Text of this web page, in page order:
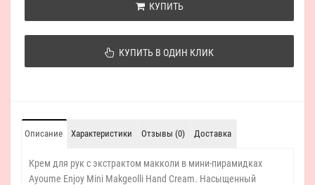
КУПИТЬ
КУПИТЬ В ОДИН КЛИК
Описание Характеристики Отзывы (0) Доставка
Крем для рук с экстрактом макколи в мини-пирамидках
Ayoume Enjoy Mini Makgeolli Hand Cream. Насыщенный